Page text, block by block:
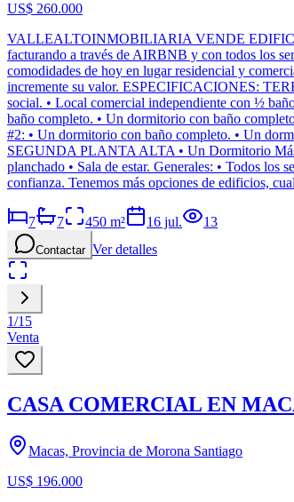
US$ 260.000
VALLEALTOINMOBILIARIA VENDE
facturando a través de AIRBNB y con todos los
comodidades de hoy en lugar residencial y
incremente su valor. ESPECIFICACIONES:
social. • Local comercial independiente con ½
baño completo. • Un dormitorio con baño
#2: • Un dormitorio con baño completo. • Un
SEGUNDA PLANTA ALTA • Un Dormitorio
planchado • Sala de estar. Generales: • Todos
confianza. Tenemos más opciones de edificios,
7 7 450 m² 16 jul. 13
Contactar Ver detalles
1/15
Venta
CASA COMERCIAL EN
Macas, Provincia de Morona Santiago
US$ 196.000